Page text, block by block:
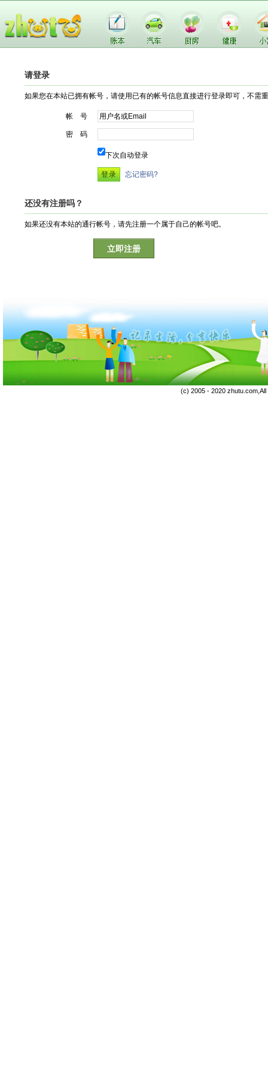
请登录
如果您在本站已拥有帐号，请使用已有的帐号信息直接进行登录即可，不需
帐 号
密 码
下次自动登录
忘记密码?
还没有注册吗？
如果还没有本站的通行帐号，请先注册一个属于自己的帐号吧。
立即注册
(c) 2005 - 2020